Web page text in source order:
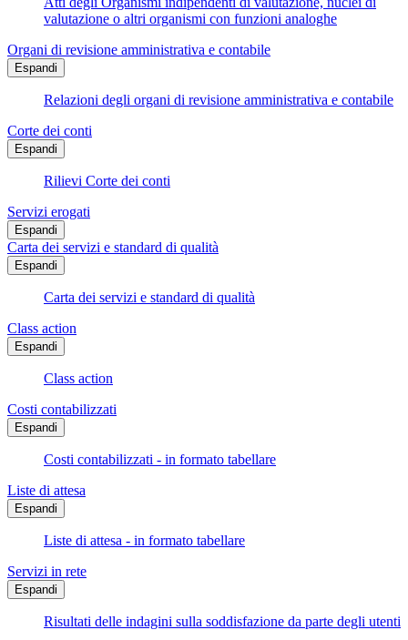
valutazione o altri organismi con funzioni analoghe
Organi di revisione amministrativa e contabile
Espandi
Relazioni degli organi di revisione amministrativa e contabile
Corte dei conti
Espandi
Rilievi Corte dei conti
Servizi erogati
Espandi
Carta dei servizi e standard di qualità
Espandi
Carta dei servizi e standard di qualità
Class action
Espandi
Class action
Costi contabilizzati
Espandi
Costi contabilizzati - in formato tabellare
Liste di attesa
Espandi
Liste di attesa - in formato tabellare
Servizi in rete
Espandi
Risultati delle indagini sulla soddisfazione da parte degli utenti